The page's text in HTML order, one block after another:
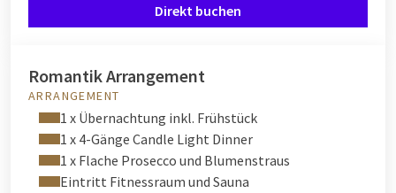
Direkt buchen
Romantik Arrangement
ARRANGEMENT
1 x Übernachtung inkl. Frühstück
1 x 4-Gänge Candle Light Dinner
1 x Flache Prosecco und Blumenstraus
Eintritt Fitnessraum und Sauna